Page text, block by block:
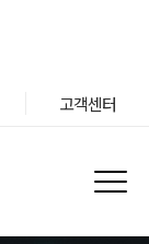
고객센터